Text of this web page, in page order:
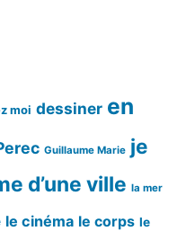
moi dessiner en
Guillaume Marie je
d’une ville la mer
le cinéma le corps le